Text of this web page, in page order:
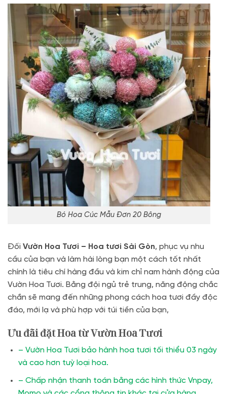
Bó Hoa Cúc Mẫu Đơn 20 Bông
Đối Vườn Hoa Tươi – Hoa tươi Sài Gòn, phục vụ nhu
cầu của bạn và làm hài lòng bạn một cách tốt nhất
chính là tiêu chí hàng đầu và kim chỉ nam hành động của
Vườn Hoa Tươi. Bằng đội ngủ trẻ trung, năng động chắc
chắn sẽ mang đến những phong cách hoa tươi đầy độc
đáo, mới lạ và phù hợp với túi tiền của bạn,
Ưu đãi đặt Hoa từ Vườn Hoa Tươi
– Vườn Hoa Tươi bảo hành hoa tươi tối thiểu 03 ngày
và cao hơn tuỳ loại hoa.
– Chấp nhận thanh toán bằng các hình thức Vnpay,